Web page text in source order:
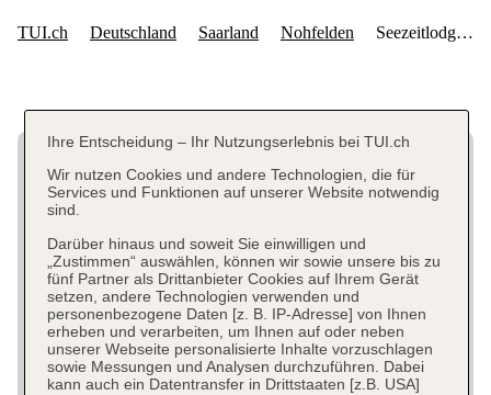
Ihre Entscheidung – Ihr Nutzungserlebnis bei TUI.ch
Wir nutzen Cookies und andere Technologien, die für
Services und Funktionen auf unserer Website notwendig
sind.
Darüber hinaus und soweit Sie einwilligen und
„Zustimmen“ auswählen, können wir sowie unsere bis zu
fünf Partner als Drittanbieter Cookies auf Ihrem Gerät
setzen, andere Technologien verwenden und
personenbezogene Daten [z. B. IP-Adresse] von Ihnen
erheben und verarbeiten, um Ihnen auf oder neben
unserer Webseite personalisierte Inhalte vorzuschlagen
sowie Messungen und Analysen durchzuführen. Dabei
kann auch ein Datentransfer in Drittstaaten [z.B. USA]